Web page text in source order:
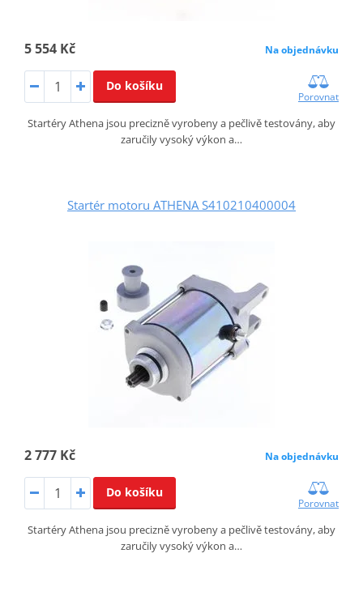
5 554 Kč Na objednávku
Do košíku
Porovnat
Startéry Athena jsou precizně vyrobeny a pečlivě testovány, aby
zaručily vysoký výkon a…
Startér motoru ATHENA S410210400004
2 777 Kč Na objednávku
Do košíku
Porovnat
Startéry Athena jsou precizně vyrobeny a pečlivě testovány, aby
zaručily vysoký výkon a…